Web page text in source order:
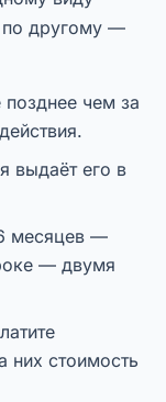
по другому —
позднее чем за
выдаёт его в
месяцев —
— двумя
них стоимость